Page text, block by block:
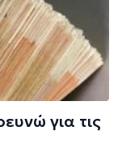
για τις